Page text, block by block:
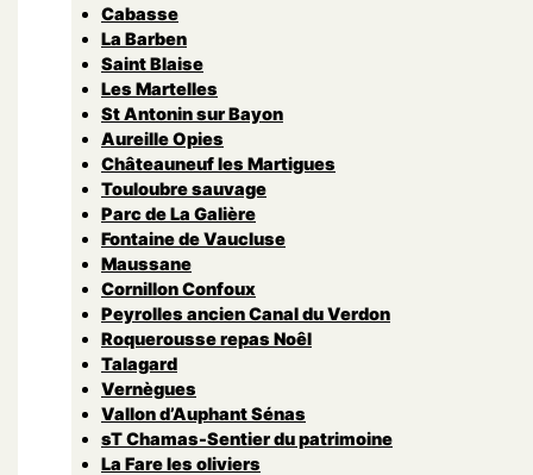
Cabasse
La Barben
Saint Blaise
Les Martelles
St Antonin sur Bayon
Aureille Opies
Châteauneuf les Martigues
Touloubre sauvage
Parc de La Galière
Fontaine de Vaucluse
Maussane
Cornillon Confoux
Peyrolles ancien Canal du Verdon
Roquerousse repas Noêl
Talagard
Vernègues
Vallon d’Auphant Sénas
sT Chamas-Sentier du patrimoine
La Fare les oliviers